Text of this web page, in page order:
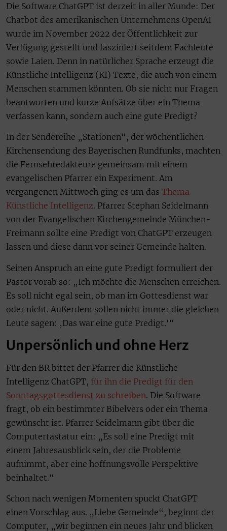
Die Software ChatGPT ist derzeit in aller Munde: Der
Chatbot des amerikanischen Unternehmens OpenAI
wurde im November 2022 der Öffentlichkeit zur
Verfügung gestellt und fasziniert seitdem Fachleute
sowie Laien. Denn in natürlicher Sprache erzeugt die
Künstliche Intelligenz (KI) Texte, die auch von einem
Menschen stammen könnten. Ob sie nicht nur Fragen
beantworten und kurze Aufsätze über ein Thema
verfassen kann, sondern auch eine gute Predigt?
In der Sendereihe „Stationen“, der wöchentlichen
Kirchensendung des Bayerischen Rundfunks, machten
die Fernsehredakteure gemeinsam mit einem
evangelischen Pfarrer ein Experiment. Am
vergangenen Mittwoch ging es um das Thema
Künstliche Intelligenz. Pfarrer Stephan Seidelmann
von der Evangelischen Kirchengemeinde München-
Freimann sollte eine Predigt von ChatGPT erzeugen
lassen und diese dann vor seiner Gemeinde halten.
Seinen Anspruch an eine gute Predigt formuliert der
Pastor vorab so: „Ich möchte die Menschen erreichen.
Es soll nicht egal sein, ob man im Gottesdienst war
oder nicht. Außerdem sollen nicht immer die gleichen
Leute sagen: ‚Das war eine gute Predigt.‘“
Unpersönlich und ohne Herz
Für den BR bittet der Pfarrer die Künstliche
Intelligenz ChatGPT, für ihn die Predigt für den
Sonntagsgottesdienst zu schreiben. Die Software
fragt, ob ein bestimmter Bibelvers oder ein Thema
gewünscht ist. Pfarrer Seidelmann gibt über die
Computertastatur ein: „Es soll eine Predigt mit
einem Jahresausblick sein, der die Probleme
aufnimmt, aber eine hoffnungsvolle Perspektive
beinhaltet.“
Schon nach wenigen Momenten spuckt ChatGPT
einen Vorschlag aus. „Liebe Gemeinde“, beginnt der
Computer, „wir beginnen ein neues Jahr und blicken